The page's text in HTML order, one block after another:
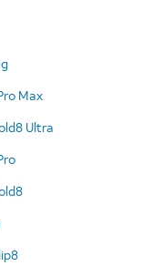
Max
Ultra